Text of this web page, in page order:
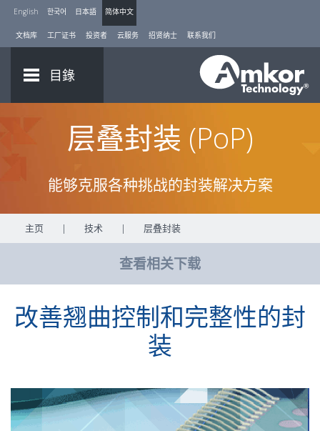
English 한국어 日本語 简体中文
文档库 工厂证书 投资者 云服务 招贤纳士 联系我们
目錄
层叠封装 (PoP)
能够克服各种挑战的封装解决方案
主页 | 技术 | 层叠封装
查看相关下载
改善翘曲控制和完整性的封
装